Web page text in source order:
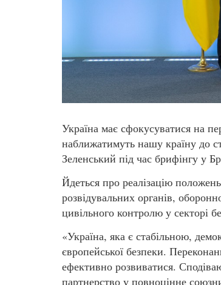
Україна має сфокусуватися на
наближатимуть нашу країну до
Зеленський під час брифінгу у
Йдеться про реалізацію
розвідувальних органів,
цивільного контролю у секторі
«Україна, яка є стабільною,
європейської безпеки.
ефективно розвиватися.
партнерство у повноцінне